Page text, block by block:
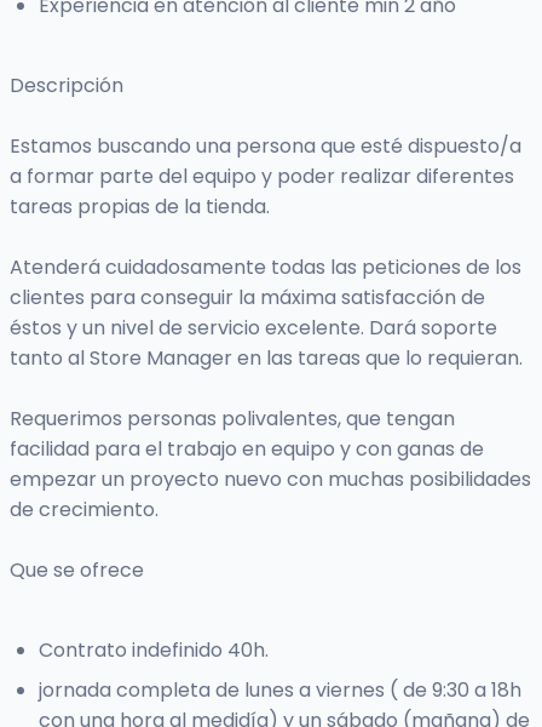
Experiencia en atención al cliente min 2 año
Descripción
Estamos buscando una persona que esté dispuesto/a
a formar parte del equipo y poder realizar diferentes
tareas propias de la tienda.
Atenderá cuidadosamente todas las peticiones de los
clientes para conseguir la máxima satisfacción de
éstos y un nivel de servicio excelente. Dará soporte
tanto al Store Manager en las tareas que lo requieran.
Requerimos personas polivalentes, que tengan
facilidad para el trabajo en equipo y con ganas de
empezar un proyecto nuevo con muchas posibilidades
de crecimiento.
Que se ofrece
Contrato indefinido 40h.
jornada completa de lunes a viernes ( de 9:30 a 18h
con una hora al medidía) y un sábado (mañana) de